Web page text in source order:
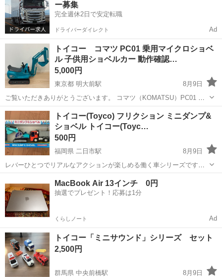
ー募集
完全週休2日で安定転職
ドライバーダイレクト Ad
トイコー コマツ PC01 乗用マイクロショベ
ル 子供用ショベルカー 動作確認…
5,000円
東京都 明大前駅
8月9日
ご覧いただきありがとうございます。 コマツ（KOMATSU）PC01 乗
用マイクロショベルです。 子どもが使用していましたが、使わなくな
ったため出品します。 室内で使用していたため、比較的きれいな状態
だと思います。 ...
東京 世田谷区 おもちゃ
トイコー(Toyco) フリクション ミニダンプ&
ショベル トイコー(Toyc…
500円
福岡県 二日市駅
8月9日
レバーひとつでリアルなアクションが楽しめる働く車シリーズです。
結構精密に作られているので色々と楽しめるとは思うのですが、うち
の子供達は興味を示さなかったので、ほとんど使ってなく備品です。
おもちゃ
MacBook Air 13インチ 0円
抽選でプレゼント！応募は1分
くらしノート Ad
トイコー「ミニサウンド」シリーズ セット
2,500円
群馬県 中央前橋駅
8月9日